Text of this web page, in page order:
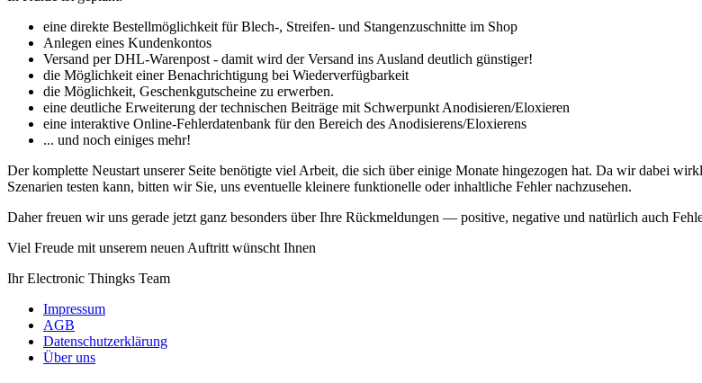
eine direkte Bestellmöglichkeit für Blech-, Streifen- und Stangenzuschnitte im Shop
Anlegen eines Kundenkontos
Versand per DHL-Warenpost - damit wird der Versand ins Ausland deutlich günstiger!
die Möglichkeit einer Benachrichtigung bei Wiederverfügbarkeit
die Möglichkeit, Geschenkgutscheine zu erwerben.
eine deutliche Erweiterung der technischen Beiträge mit Schwerpunkt Anodisieren/Eloxieren
eine interaktive Online-Fehlerdatenbank für den Bereich des Anodisierens/Eloxierens
... und noch einiges mehr!
Der komplette Neustart unserer Seite benötigte viel Arbeit, die sich über einige Monate hingezogen hat. Da wir dabei
Szenarien testen kann, bitten wir Sie, uns eventuelle kleinere funktionelle oder inhaltliche Fehler nachzusehen.
Daher freuen wir uns gerade jetzt ganz besonders über Ihre Rückmeldungen — positive, negative und natürlich auch
Viel Freude mit unserem neuen Auftritt wünscht Ihnen
Ihr Electronic Thingks Team
Impressum
AGB
Datenschutzerklärung
Über uns